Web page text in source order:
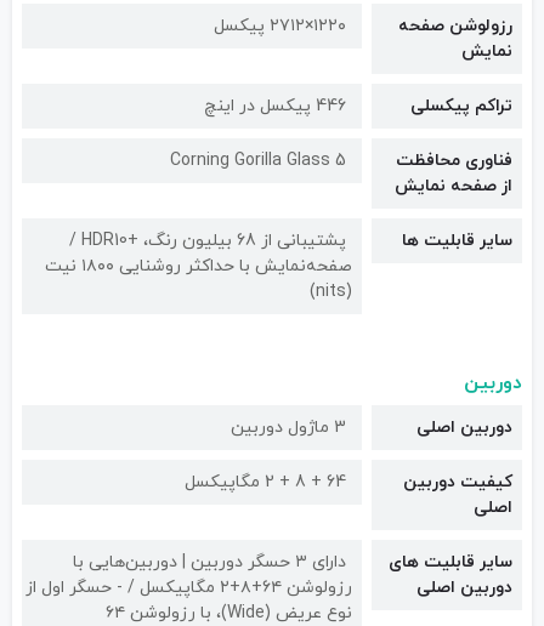
رزولوشن صفحه
نمایش
۱۲۲۰×۲۷۱۲ پیکسل
تراکم پیکسلی 446 پیکسل در اینچ
فناوری محافظت
از صفحه نمایش
Corning Gorilla Glass 5
سایر قابلیت ها
پشتیبانی از 68 بیلیون رنگ، +HDR10 /
صفحه‌نمایش با حداکثر روشنایی ۱۸۰۰ نیت
(nits)
دوربین
دوربین اصلی 3 ماژول دوربین
کیفیت دوربین‌
اصلی
64 + 8 + 2 مگاپیکسل
سایر قابلیت های
دوربین اصلی
دارای ۳ حسگر دوربین | دوربین‌هایی با
رزولوشن ۶۴+۸+۲ مگاپیکسل / - حسگر اول از
نوع عریض (Wide)، با رزولوشن ۶۴